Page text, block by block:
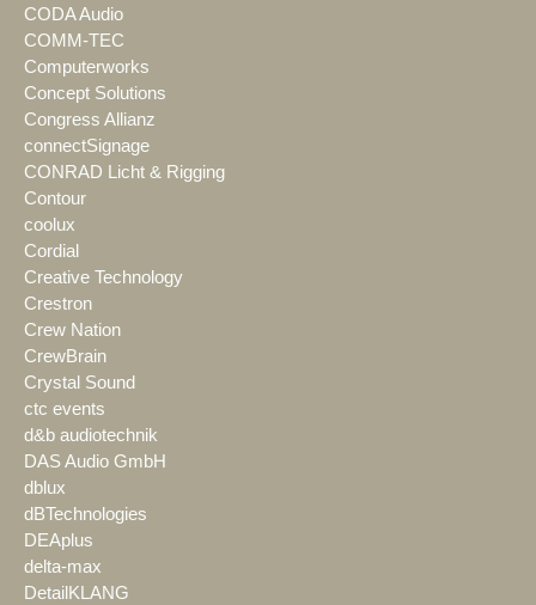
CODA Audio
COMM-TEC
Computerworks
Concept Solutions
Congress Allianz
connectSignage
CONRAD Licht & Rigging
Contour
coolux
Cordial
Creative Technology
Crestron
Crew Nation
CrewBrain
Crystal Sound
ctc events
d&b audiotechnik
DAS Audio GmbH
dblux
dBTechnologies
DEAplus
delta-max
DetailKLANG